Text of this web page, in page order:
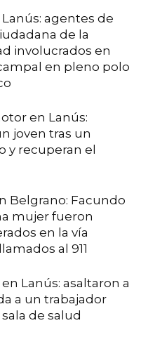
agentes de
de la
involucrados en
en pleno polo
en Lanús:
joven tras un
y recuperan el
Belgrano: Facundo
mujer fueron
en la vía
al 911
Lanús: asaltaron a
a un trabajador
de salud